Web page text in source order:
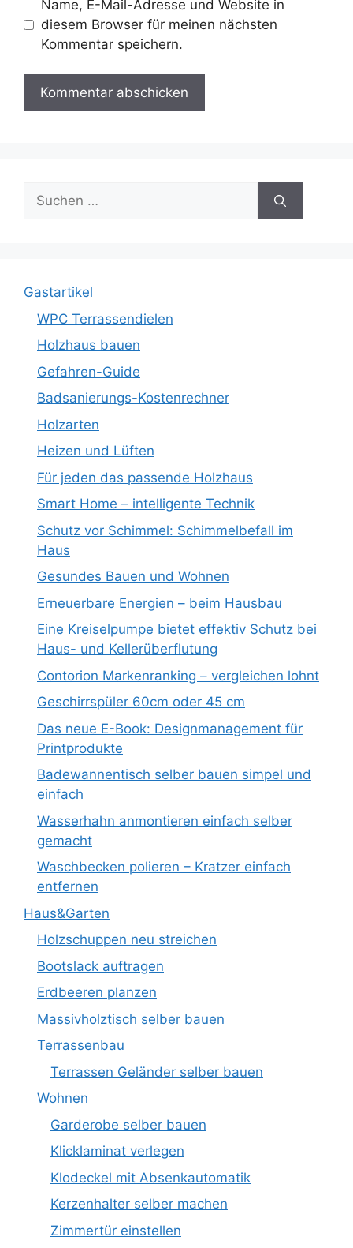
Name, E-Mail-Adresse und Website in
diesem Browser für meinen nächsten
Kommentar speichern.
Suche
nach:
Gastartikel
WPC Terrassendielen
Holzhaus bauen
Gefahren-Guide
Badsanierungs-Kostenrechner
Holzarten
Heizen und Lüften
Für jeden das passende Holzhaus
Smart Home – intelligente Technik
Schutz vor Schimmel: Schimmelbefall im
Haus
Gesundes Bauen und Wohnen
Erneuerbare Energien – beim Hausbau
Eine Kreiselpumpe bietet effektiv Schutz bei
Haus- und Kellerüberflutung
Contorion Markenranking – vergleichen lohnt
Geschirrspüler 60cm oder 45 cm
Das neue E-Book: Designmanagement für
Printprodukte
Badewannentisch selber bauen simpel und
einfach
Wasserhahn anmontieren einfach selber
gemacht
Waschbecken polieren – Kratzer einfach
entfernen
Haus&Garten
Holzschuppen neu streichen
Bootslack auftragen
Erdbeeren planzen
Massivholztisch selber bauen
Terrassenbau
Terrassen Geländer selber bauen
Wohnen
Garderobe selber bauen
Klicklaminat verlegen
Klodeckel mit Absenkautomatik
Kerzenhalter selber machen
Zimmertür einstellen